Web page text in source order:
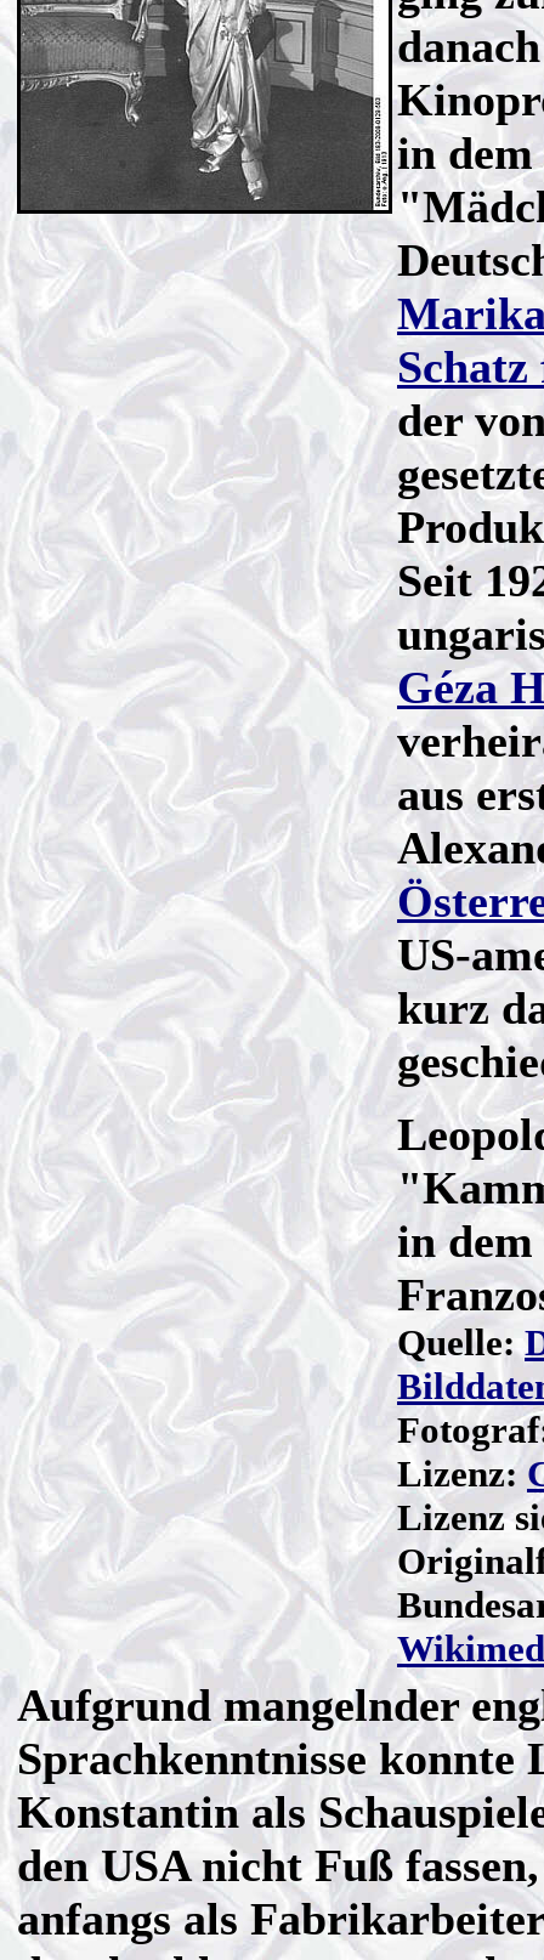
in
der
Seit
Géza
aus
US-
kurz
in
Quelle:
Lizenz:
Lizenz
Aufgrund mangelnder
Sprachkenntnisse konnte
Konstantin als
den USA nicht Fuß
anfangs als